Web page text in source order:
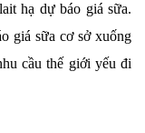
hạ dự báo giá sữa.
giá sữa cơ sở xuống
cầu thế giới yếu đi